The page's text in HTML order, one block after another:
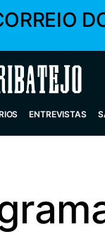
ENTREVISTAS